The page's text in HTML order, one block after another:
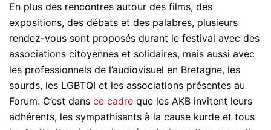
En plus des rencontres autour des films, des
expositions, des débats et des palabres, plusieurs
rendez-vous sont proposés durant le festival avec des
associations citoyennes et solidaires, mais aussi avec
les professionnels de l’audiovisuel en Bretagne, les
sourds, les LGBTQI et les associations présentes au
Forum. C’est dans ce cadre que les AKB invitent leurs
adhérents, les sympathisants à la cause kurde et tous